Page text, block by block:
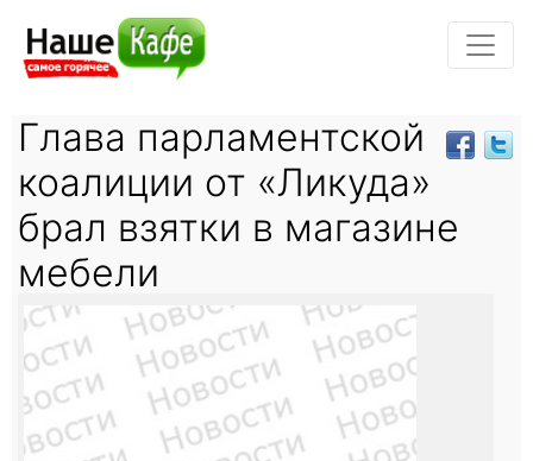
Глава парламентской
коалиции от «Ликуда»
брал взятки в магазине
мебели